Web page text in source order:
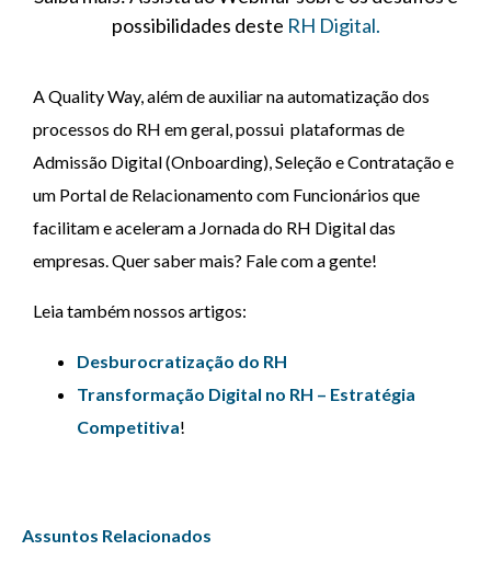
possibilidades deste RH Digital.
A Quality Way, além de auxiliar na automatização dos
processos do RH em geral, possui plataformas de
Admissão Digital (Onboarding), Seleção e Contratação e
um Portal de Relacionamento com Funcionários que
facilitam e aceleram a Jornada do RH Digital das
empresas. Quer saber mais? Fale com a gente!
Leia também nossos artigos:
Desburocratização do RH
Transformação Digital no RH – Estratégia
Competitiva!
Assuntos Relacionados